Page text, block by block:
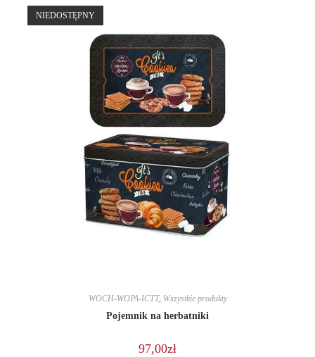
NIEDOSTĘPNY
WOCH-WOPA-ICTT, Wszystkie produkty
Pojemnik na herbatniki
97,00zł